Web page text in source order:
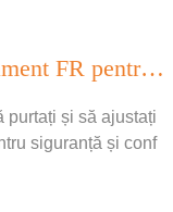
Cum purați corect toate componentele unui echipament FR pentru electricieni?
purtați și să ajustați
siguranță și conf